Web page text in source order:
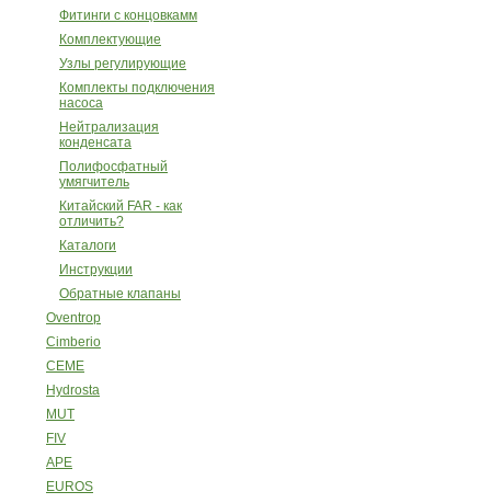
Фитинги с концовкамм
Комплектующие
Узлы регулирующие
Комплекты подключения
насоса
Нейтрализация
конденсата
Полифосфатный
умягчитель
Китайский FAR - как
отличить?
Каталоги
Инструкции
Обратные клапаны
Oventrop
Cimberio
CEME
Hydrosta
MUT
FIV
APE
EUROS